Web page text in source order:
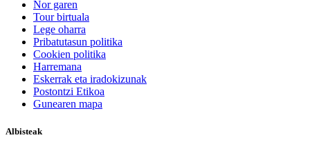
Nor garen
Tour birtuala
Lege oharra
Pribatutasun politika
Cookien politika
Harremana
Eskerrak eta iradokizunak
Postontzi Etikoa
Gunearen mapa
Albisteak